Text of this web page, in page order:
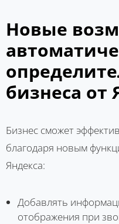
Новые
бизнеса от
Бизнес сможет
благодаря новым
Яндекса:
Добавлять
отображения при